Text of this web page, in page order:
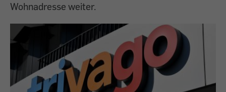
Wohnadresse weiter.